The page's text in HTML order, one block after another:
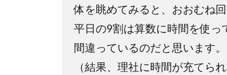
体を眺めてみると、おおむね
平日の9割は算数に時間を使
間違っているのだと思います。
（結果、理社に時間が充てら